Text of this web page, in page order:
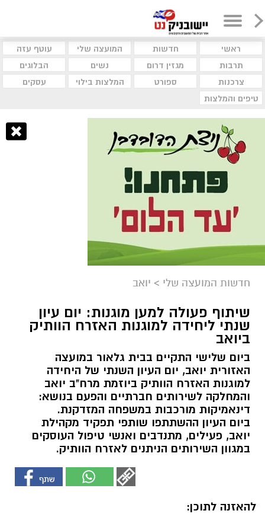
ראשי חדשות המועצה שלי
עוטף עזה
תרבות
מגזין דרום נשים
הבלוגים
צרכנות
ספורט המלצות בילוי
עסקים
טיפים והמלצות
חדשות המועצה שלי > יואב
שיתוף פעולה למען מוגנות: יום עיון
שנתי ליחידה למוגנות האזרח הוותיק
ביואב
ביום שלישי התקיים בבית גלאור במועצה
האזורית יואב, יום העיון השנתי של היחידה
למוגנות האזרח הוותיק ביוזמת מרח"ב יואב
והמחלקה לשירותים חברתיים והפעם בנושא:
דינאמיקות מורכבות במשפחה המזדקנת.
ביום העיון ההשתתפו שותפי תפקיד מקהילת
יואב, פעילים, מתנדבים ואנשי טיפול העוסקים
במגוון השירותים הניתנים לאזרח הוותיק.
להאזנה לתוכן: